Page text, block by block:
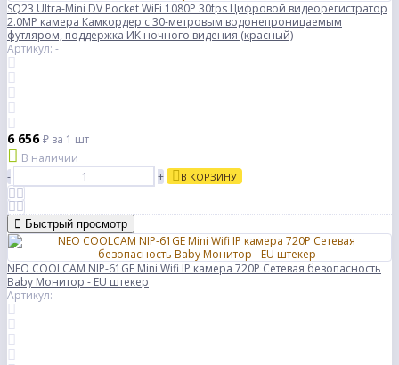
SQ23 Ultra-Mini DV Pocket WiFi 1080P 30fps Цифровой видеорегистратор
2.0MP камера Камкордер с 30-метровым водонепроницаемым
футляром, поддержка ИК ночного видения (красный)
Артикул: -
6 656₽ за 1 шт
В наличии
-
+ В КОРЗИНУ
Быстрый просмотр
NEO COOLCAM NIP-61GE Mini Wifi IP камера 720P Сетевая безопасность
Baby Монитор - EU штекер
Артикул: -